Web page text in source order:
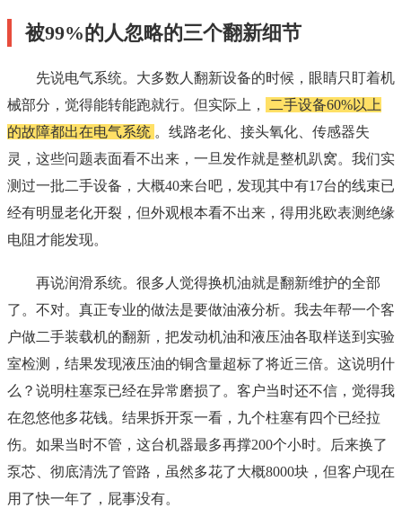
被99%的人忽略的三个翻新细节
先说电气系统。大多数人翻新设备的时候，眼睛只盯着机
械部分，觉得能转能跑就行。但实际上，
二手设备60%以上
的故障都出在电气系统 。线路老化、接头氧化、传感器失
灵，这些问题表面看不出来，一旦发作就是整机趴窝。我们实
测过一批二手设备，大概40来台吧，发现其中有17台的线束已
经有明显老化开裂，但外观根本看不出来，得用兆欧表测绝缘
电阻才能发现。
再说润滑系统。很多人觉得换机油就是翻新维护的全部
了。不对。真正专业的做法是要做油液分析。我去年帮一个客
户做二手装载机的翻新，把发动机油和液压油各取样送到实验
室检测，结果发现液压油的铜含量超标了将近三倍。这说明什
么？说明柱塞泵已经在异常磨损了。客户当时还不信，觉得我
在忽悠他多花钱。结果拆开泵一看，九个柱塞有四个已经拉
伤。如果当时不管，这台机器最多再撑200个小时。后来换了
泵芯、彻底清洗了管路，虽然多花了大概8000块，但客户现在
用了快一年了，屁事没有。